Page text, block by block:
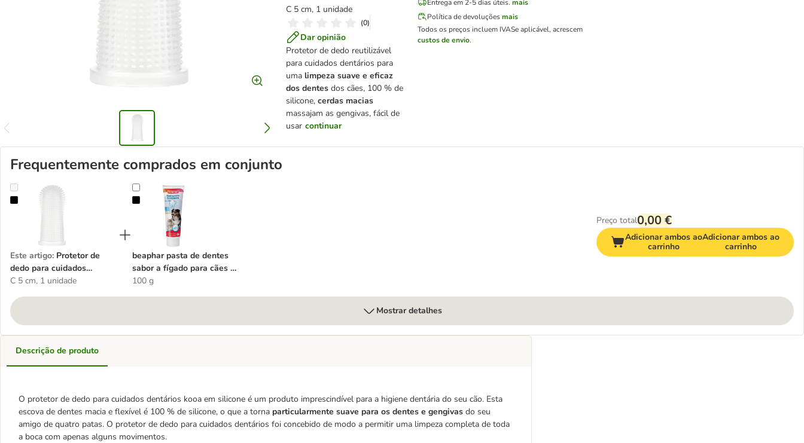
C 5 cm, 1 unidade
(0)
Dar opinião
Protetor de dedo reutilizável
para cuidados dentários para
uma limpeza suave e eficaz
dos dentesdos cães, 100 % de
silicone, cerdas macias
massajam as gengivas, fácil de
usar continuar
Entrega em 2-5 dias úteis. mais
Política de devoluções mais
Todos os preços incluem IVASe aplicável, acrescem
custos de envio.
Frequentemente comprados em conjunto
Protetor de dedo para cuidados dentários kooa
Este artigo: Protetor de
dedo para cuidados
dentários kooa
C 5 cm, 1 unidade
beaphar pasta de dentes sabor a fígado para cães e gatos
beaphar pasta de dentes
sabor a fígado para cães e
gatos
100 g
Preço total0,00 €
Adicionar ambos ao
carrinho
Adicionar ambos ao
carrinho
Mostrar detalhes
Descrição de produto
O protetor de dedo para cuidados dentários kooa em silicone é um produto imprescindível para a higiene dentária do seu cão. Esta
escova de dentes macia e flexível é 100 % de silicone, o que a torna particularmente suave para os dentes e gengivas do seu
amigo de quatro patas. O protetor de dedo para cuidados dentários foi concebido de modo a permitir uma limpeza completa de toda
a boca com apenas alguns movimentos.